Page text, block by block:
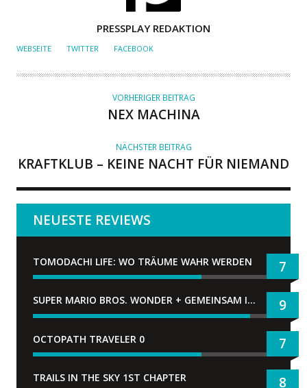
U
O
PRESSPLAY REDAKTION
WEBSEITE TWITTER FACEBOOK
VORHERIGER BEITRAG
NEX MACHINA
NÄCHSTER BEITRAG
KRAFTKLUB – KEINE NACHT FÜR NIEMAND
NEUESTE REVIEWS
TOMODACHI LIFE: WO TRÄUME WAHR WERDEN 7
SUPER MARIO BROS. WONDER + GEMEINSAM IM BELLABEL-PARK 9
OCTOPATH TRAVELER 0 7
TRAILS IN THE SKY 1ST CHAPTER 8